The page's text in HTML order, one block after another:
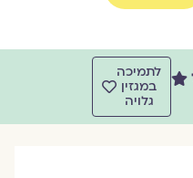
לתמיכה
במגזין
גלויה